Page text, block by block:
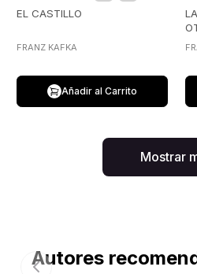
EL CASTILLO
FRANZ KAFKA
Añadir al Carrito
Mostrar
Autores